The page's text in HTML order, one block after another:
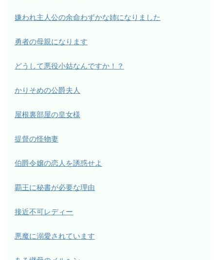
嫌われ主人公の余命わずかな姉になりました
勇者の母親になります
どうして悪役小姑なんですか！？
かりそめの公爵夫人
屋根裏部屋の皇女様
提督の怪物妻
伯爵令嬢の恋人を誘惑せよ
覇王に秘書が必要な理由
接近不可レディー
悪魔に溺愛されています